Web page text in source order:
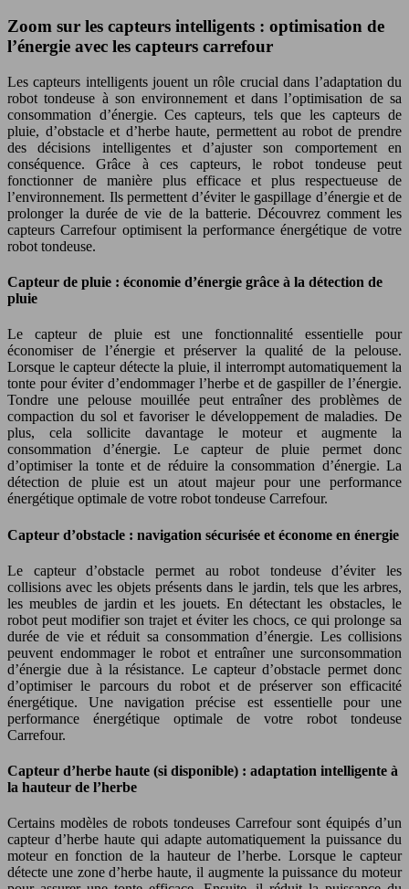
Zoom sur les capteurs intelligents : optimisation de
l’énergie avec les capteurs carrefour
Les capteurs intelligents jouent un rôle crucial dans l’adaptation du
robot tondeuse à son environnement et dans l’optimisation de sa
consommation d’énergie. Ces capteurs, tels que les capteurs de
pluie, d’obstacle et d’herbe haute, permettent au robot de prendre
des décisions intelligentes et d’ajuster son comportement en
conséquence. Grâce à ces capteurs, le robot tondeuse peut
fonctionner de manière plus efficace et plus respectueuse de
l’environnement. Ils permettent d’éviter le gaspillage d’énergie et de
prolonger la durée de vie de la batterie. Découvrez comment les
capteurs Carrefour optimisent la performance énergétique de votre
robot tondeuse.
Capteur de pluie : économie d’énergie grâce à la détection de
pluie
Le capteur de pluie est une fonctionnalité essentielle pour
économiser de l’énergie et préserver la qualité de la pelouse.
Lorsque le capteur détecte la pluie, il interrompt automatiquement la
tonte pour éviter d’endommager l’herbe et de gaspiller de l’énergie.
Tondre une pelouse mouillée peut entraîner des problèmes de
compaction du sol et favoriser le développement de maladies. De
plus, cela sollicite davantage le moteur et augmente la
consommation d’énergie. Le capteur de pluie permet donc
d’optimiser la tonte et de réduire la consommation d’énergie. La
détection de pluie est un atout majeur pour une performance
énergétique optimale de votre robot tondeuse Carrefour.
Capteur d’obstacle : navigation sécurisée et économe en énergie
Le capteur d’obstacle permet au robot tondeuse d’éviter les
collisions avec les objets présents dans le jardin, tels que les arbres,
les meubles de jardin et les jouets. En détectant les obstacles, le
robot peut modifier son trajet et éviter les chocs, ce qui prolonge sa
durée de vie et réduit sa consommation d’énergie. Les collisions
peuvent endommager le robot et entraîner une surconsommation
d’énergie due à la résistance. Le capteur d’obstacle permet donc
d’optimiser le parcours du robot et de préserver son efficacité
énergétique. Une navigation précise est essentielle pour une
performance énergétique optimale de votre robot tondeuse
Carrefour.
Capteur d’herbe haute (si disponible) : adaptation intelligente à
la hauteur de l’herbe
Certains modèles de robots tondeuses Carrefour sont équipés d’un
capteur d’herbe haute qui adapte automatiquement la puissance du
moteur en fonction de la hauteur de l’herbe. Lorsque le capteur
détecte une zone d’herbe haute, il augmente la puissance du moteur